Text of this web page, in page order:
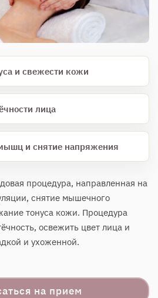
и свежести кожи
лица
и снятие напряжения
процедура, направленная на
снятие мышечного
тонуса кожи. Процедура
освежить цвет лица и
и ухоженной.
на прием